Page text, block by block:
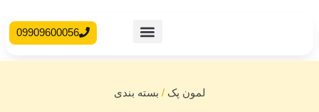
09909600056
لمون پک / بسته بندی